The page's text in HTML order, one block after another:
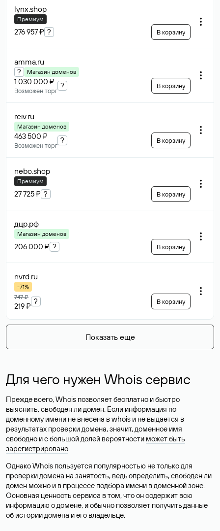
lynx.shop
Премиум
276 957 ₽ ? В корзину
amma.ru
? Магазин доменов
1 030 000 ₽
Возможен торг
? В корзину
reiv.ru
Магазин доменов
463 500 ₽
Возможен торг
? В корзину
nebo.shop
Премиум
27 725 ₽ ? В корзину
дцр.рф
Магазин доменов
206 000 ₽ ? В корзину
nvrd.ru
-71%
747 ₽
219 ₽
? В корзину
Показать еще
Для чего нужен Whois сервис
Прежде всего, Whois позволяет бесплатно и быстро
выяснить, свободен ли домен. Если информация по
доменному имени не внесена в whois и не выдается в
результатах проверки домена, значит, доменное имя
свободно и с большой долей вероятности может быть
зарегистрировано.
Однако Whois пользуется популярностью не только для
проверки домена на занятость, ведь определить, свободен ли
домен можно и в процессе подбора имени в доменной зоне.
Основная ценность сервиса в том, что он содержит всю
информацию о домене, и обычно позволяет получить данные
об истории домена и его владельце.